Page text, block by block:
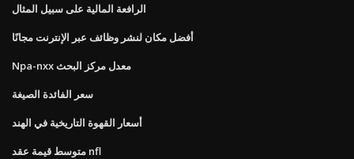
الرافعة المالية على سبيل المثال
أفضل مكان لنشر وظائف عبر الإنترنت مجانًا
Npa-nxx معدل مركز البحث
سعر الفائدة الصيغة
أسعار القهوة التاريخية في الهند
متوسط ​​قيمة عقد nfl